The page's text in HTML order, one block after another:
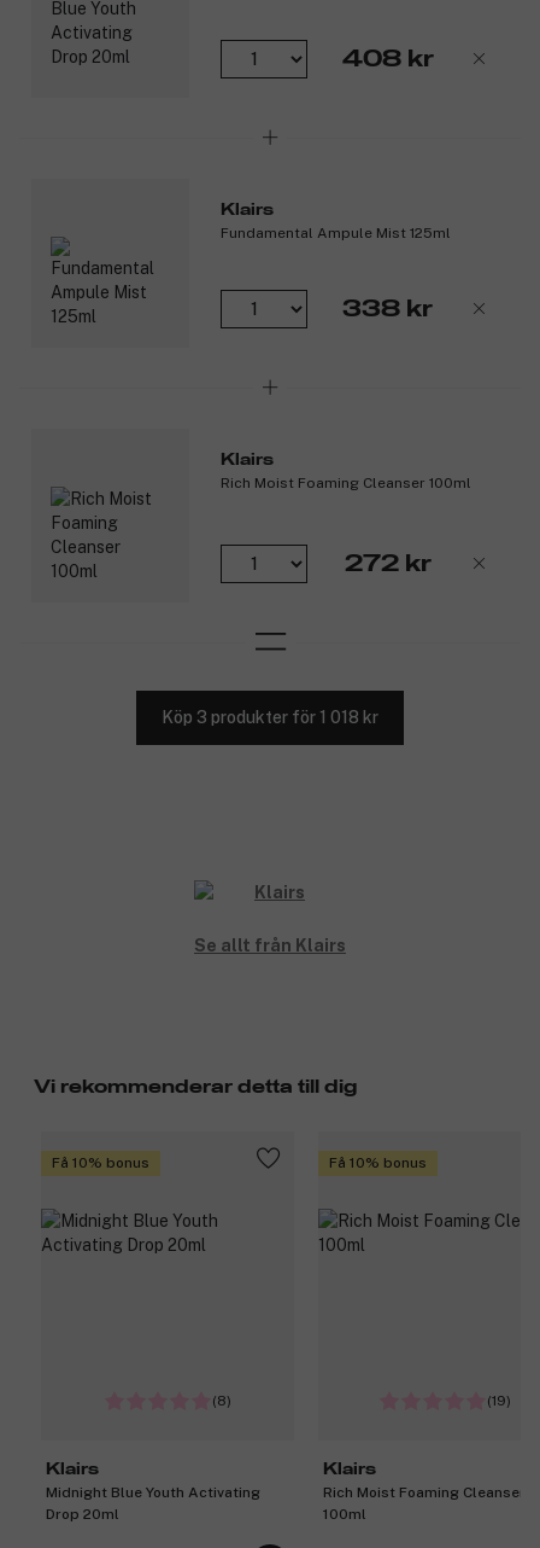
408 kr
Klairs
Fundamental Ampule Mist 125ml
338 kr
Klairs
Rich Moist Foaming Cleanser 100ml
272 kr
Köp 3 produkter för 1 018 kr
Se allt från Klairs
Vi rekommenderar detta till dig
Få 10% bonus
(8)
Klairs
Midnight Blue Youth Activating
Drop 20ml
Få 10% bonus
(19)
Klairs
Rich Moist Foaming Cleanser
100ml